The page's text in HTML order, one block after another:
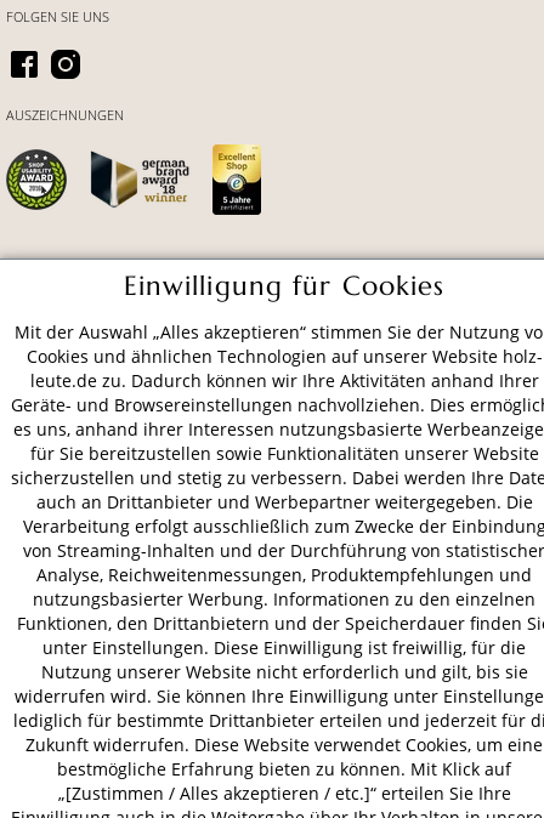
VERSAND
FOLGEN SIE UNS
AUSZEICHNUNGEN
AGB Datenschutz
Impressum
© 2026 HOLZ-LEUTE
* Alle Preise inkl. gesetzl. Mehrwertsteuer zzgl.Versandkosten.
Einwilligung für Cookies
Mit der Auswahl „Alles akzeptieren“ stimmen Sie der Nutzung
Cookies und ähnlichen Technologien auf unserer Website holz-
leute.de zu. Dadurch können wir Ihre Aktivitäten anhand Ihrer
Geräte- und Browsereinstellungen nachvollziehen. Dies
es uns, anhand ihrer Interessen nutzungsbasierte
für Sie bereitzustellen sowie Funktionalitäten unserer Website
sicherzustellen und stetig zu verbessern. Dabei werden Ihre
auch an Drittanbieter und Werbepartner weitergegeben. Die
Verarbeitung erfolgt ausschließlich zum Zwecke der
von Streaming-Inhalten und der Durchführung von statistischer
Analyse, Reichweitenmessungen, Produktempfehlungen und
nutzungsbasierter Werbung. Informationen zu den einzelnen
Funktionen, den Drittanbietern und der Speicherdauer finden
unter Einstellungen. Diese Einwilligung ist freiwillig, für die
Nutzung unserer Website nicht erforderlich und gilt, bis sie
widerrufen wird. Sie können Ihre Einwilligung unter
lediglich für bestimmte Drittanbieter erteilen und jederzeit für
Zukunft widerrufen. Diese Website verwendet Cookies, um eine
bestmögliche Erfahrung bieten zu können. Mit Klick auf
„[Zustimmen / Alles akzeptieren / etc.]“ erteilen Sie Ihre